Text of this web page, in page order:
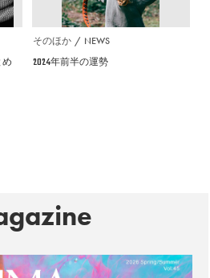
そのほか NEWS
2024年前半の運勢